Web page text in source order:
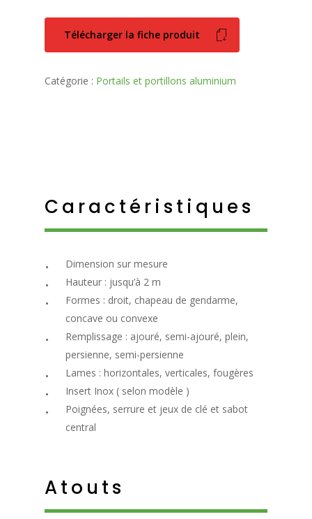
Télécharger la fiche produit
Catégorie : Portails et portillons aluminium
Caractéristiques
Dimension sur mesure
Hauteur : jusqu’à 2 m
Formes : droit, chapeau de gendarme,
concave ou convexe
Remplissage : ajouré, semi-ajouré, plein,
persienne, semi-persienne
Lames : horizontales, verticales, fougères
Insert Inox ( selon modèle )
Poignées, serrure et jeux de clé et sabot
central
Atouts